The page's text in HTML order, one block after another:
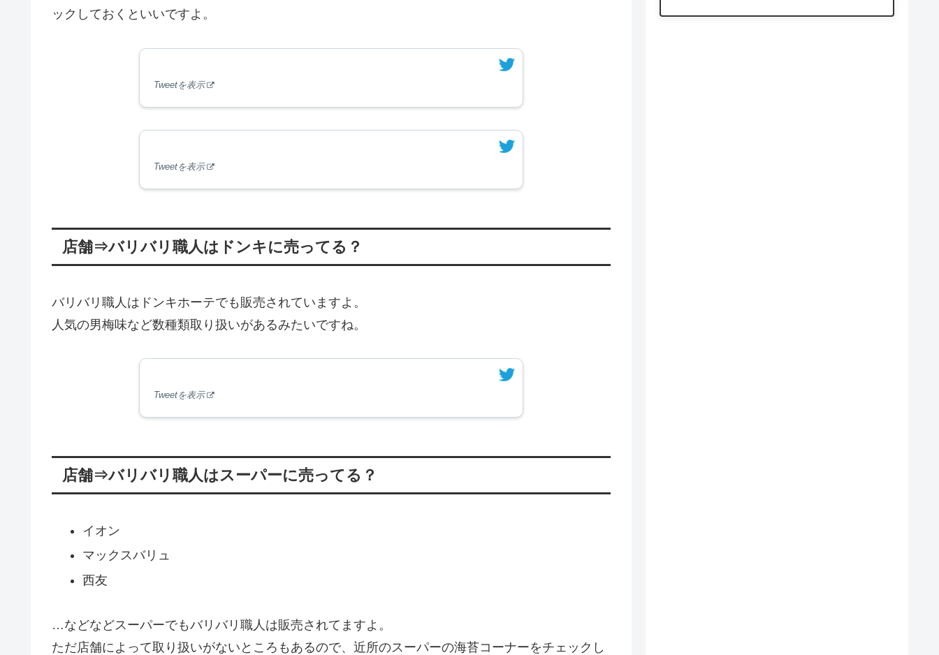
ックしておくといいですよ。
Tweetを表示
Tweetを表示
店舗⇒バリバリ職人はドンキに売ってる？
バリバリ職人はドンキホーテでも販売されていますよ。
人気の男梅味など数種類取り扱いがあるみたいですね。
Tweetを表示
店舗⇒バリバリ職人はスーパーに売ってる？
イオン
マックスバリュ
西友
…などなどスーパーでもバリバリ職人は販売されてますよ。
ただ店舗によって取り扱いがないところもあるので、近所のスーパーの海苔コーナーをチェックし